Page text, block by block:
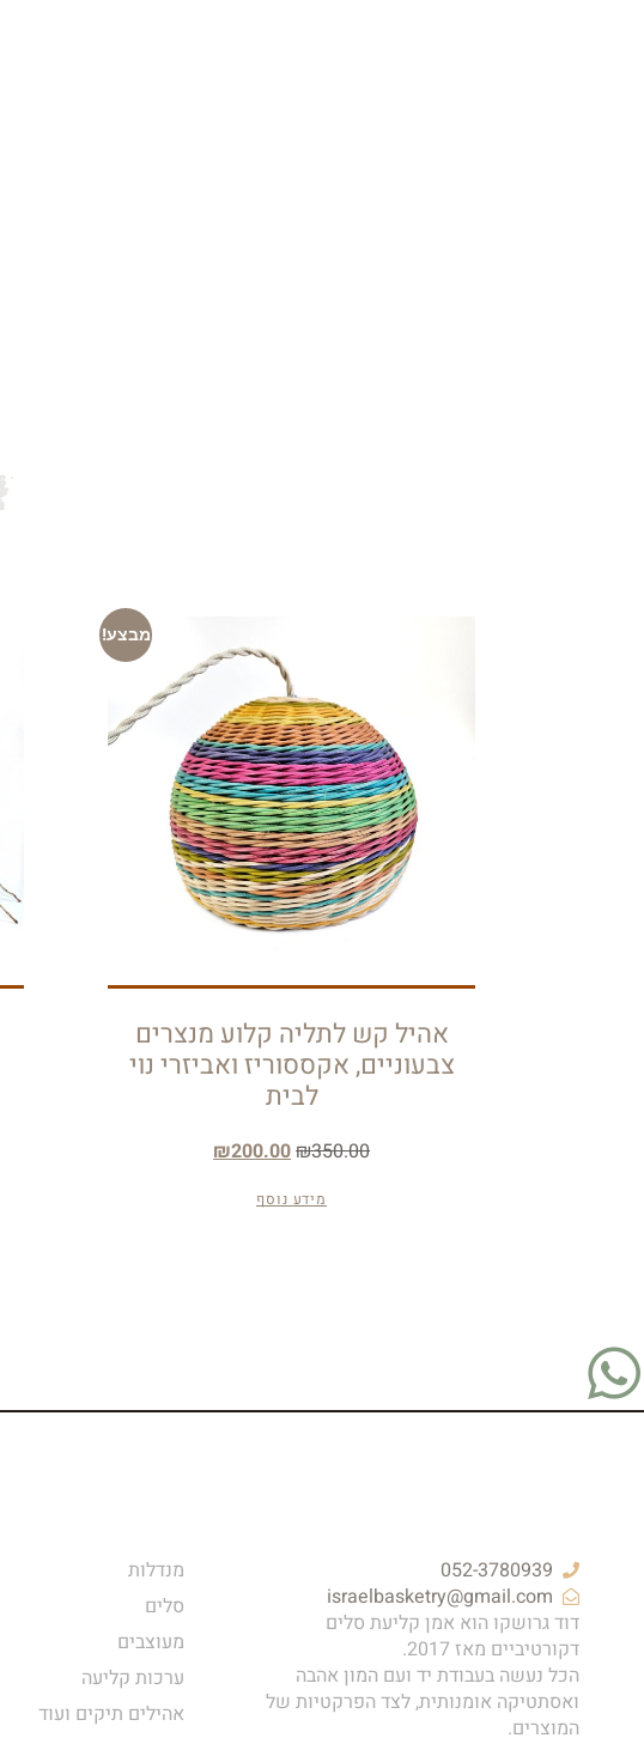
מבצע!
אהיל קש לתליה קלוע מנצרים
צבעוניים, אקססוריז ואביזרי נוי
לבית
₪350.00
₪200.00
מידע נוסף
052-3780939
israelbasketry@gmail.com
דוד גרושקו הוא אמן קליעת סלים
דקורטיביים מאז 2017.
הכל נעשה בעבודת יד ועם המון אהבה
ואסתטיקה אומנותית, לצד הפרקטיות של
המוצרים.
מנדלות
סלים
מעוצבים
ערכות קליעה
אהילים תיקים ועוד